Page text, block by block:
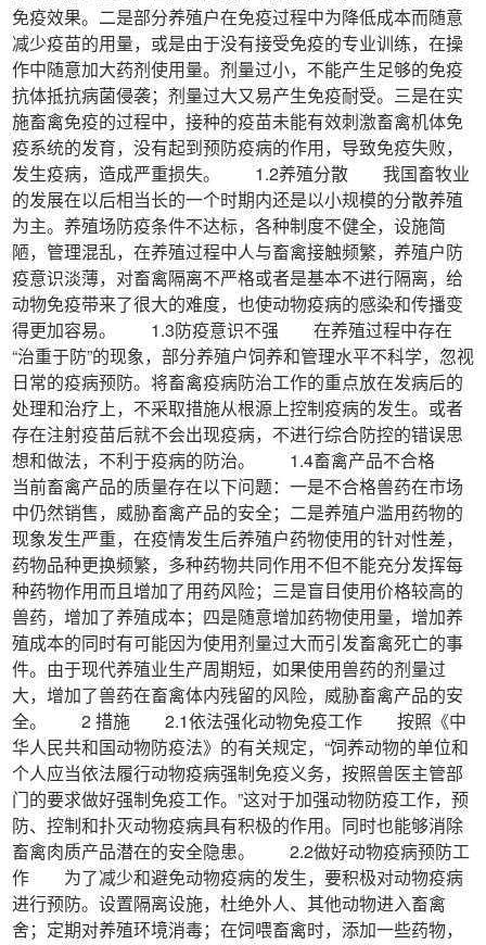
免疫效果。二是部分养殖户在免疫过程中为降低成本而随意
减少疫苗的用量，或是由于没有接受免疫的专业训练，在操
作中随意加大药剂使用量。剂量过小，不能产生足够的免疫
抗体抵抗病菌侵袭；剂量过大又易产生免疫耐受。三是在实
施畜禽免疫的过程中，接种的疫苗未能有效刺激畜禽机体免
疫系统的发育，没有起到预防疫病的作用，导致免疫失败，
发生疫病，造成严重损失。 1.2养殖分散 我国畜牧业
的发展在以后相当长的一个时期内还是以小规模的分散养殖
为主。养殖场防疫条件不达标，各种制度不健全，设施简
陋，管理混乱，在养殖过程中人与畜禽接触频繁，养殖户防
疫意识淡薄，对畜禽隔离不严格或者是基本不进行隔离，给
动物免疫带来了很大的难度，也使动物疫病的感染和传播变
得更加容易。 1.3防疫意识不强 在养殖过程中存在
“治重于防”的现象，部分养殖户饲养和管理水平不科学，忽视
日常的疫病预防。将畜禽疫病防治工作的重点放在发病后的
处理和治疗上，不采取措施从根源上控制疫病的发生。或者
存在注射疫苗后就不会出现疫病，不进行综合防控的错误思
想和做法，不利于疫病的防治。 1.4畜禽产品不合格
当前畜禽产品的质量存在以下问题：一是不合格兽药在市场
中仍然销售，威胁畜禽产品的安全；二是养殖户滥用药物的
现象发生严重，在疫情发生后养殖户药物使用的针对性差，
药物品种更换频繁，多种药物共同作用不但不能充分发挥每
种药物作用而且增加了用药风险；三是盲目使用价格较高的
兽药，增加了养殖成本；四是随意增加药物使用量，增加养
殖成本的同时有可能因为使用剂量过大而引发畜禽死亡的事
件。由于现代养殖业生产周期短，如果使用兽药的剂量过
大，增加了兽药在畜禽体内残留的风险，威胁畜禽产品的安
全。 2 措施 2.1依法强化动物免疫工作 按照《中
华人民共和国动物防疫法》的有关规定，“饲养动物的单位和
个人应当依法履行动物疫病强制免疫义务，按照兽医主管部
门的要求做好强制免疫工作。”这对于加强动物防疫工作，预
防、控制和扑灭动物疫病具有积极的作用。同时也能够消除
畜禽肉质产品潜在的安全隐患。 2.2做好动物疫病预防工
作 为了减少和避免动物疫病的发生，要积极对动物疫病
进行预防。设置隔离设施，杜绝外人、其他动物进入畜禽
舍；定期对养殖环境消毒；在饲喂畜禽时，添加一些药物，